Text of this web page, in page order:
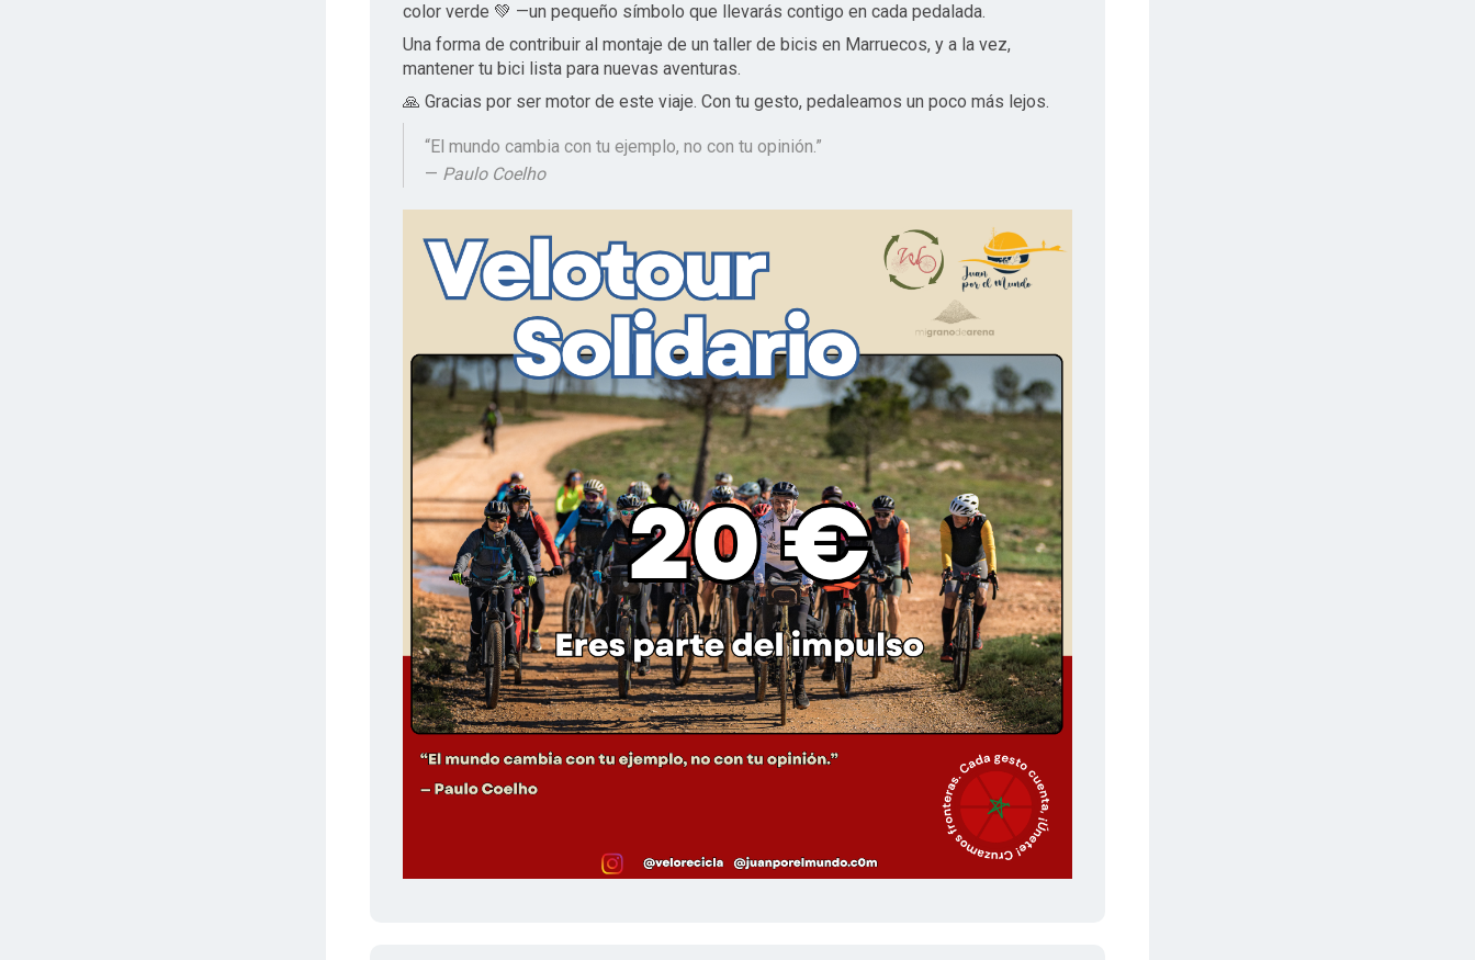
color verde 💚 —un pequeño símbolo que llevarás contigo en cada pedalada.
Una forma de contribuir al montaje de un taller de bicis en Marruecos, y a la vez,
mantener tu bici lista para nuevas aventuras.
🙏 Gracias por ser motor de este viaje. Con tu gesto, pedaleamos un poco más lejos.
“El mundo cambia con tu ejemplo, no con tu opinión.”
— Paulo Coelho